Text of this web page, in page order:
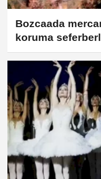
Bozcaada
koruma
canlısı türü kayıt